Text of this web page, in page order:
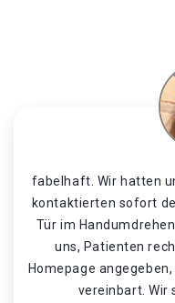
fabelhaft. Wir hatten
kontaktierten sofort
Tür im
uns, Patienten
Homepage
vereinbart. Wir